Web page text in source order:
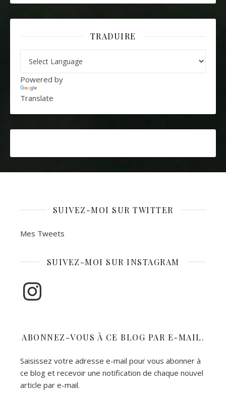
TRADUIRE
Powered by
Translate
SUIVEZ-MOI SUR TWITTER
Mes Tweets
SUIVEZ-MOI SUR INSTAGRAM
Instagram
ABONNEZ-VOUS À CE BLOG PAR E-MAIL.
Saisissez votre adresse e-mail pour vous abonner à
ce blog et recevoir une notification de chaque nouvel
article par e-mail.